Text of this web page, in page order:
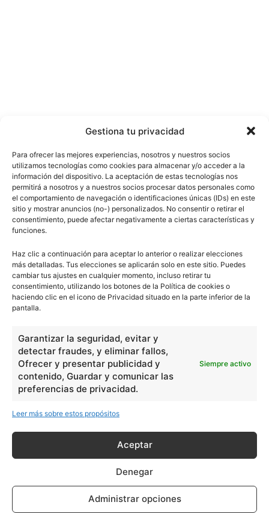
Gestiona tu privacidad
Para ofrecer las mejores experiencias, nosotros y nuestros socios
utilizamos tecnologías como cookies para almacenar y/o acceder a la
información del dispositivo. La aceptación de estas tecnologías nos
permitirá a nosotros y a nuestros socios procesar datos personales como
el comportamiento de navegación o identificaciones únicas (IDs) en este
sitio y mostrar anuncios (no-) personalizados. No consentir o retirar el
consentimiento, puede afectar negativamente a ciertas características y
funciones.
Haz clic a continuación para aceptar lo anterior o realizar elecciones
más detalladas. Tus elecciones se aplicarán solo en este sitio. Puedes
cambiar tus ajustes en cualquier momento, incluso retirar tu
consentimiento, utilizando los botones de la Política de cookies o
haciendo clic en el icono de Privacidad situado en la parte inferior de la
pantalla.
Garantizar la seguridad, evitar y
detectar fraudes, y eliminar fallos,
Ofrecer y presentar publicidad y
contenido, Guardar y comunicar las
preferencias de privacidad.
Siempre activo
Leer más sobre estos propósitos
Aceptar
Denegar
Administrar opciones